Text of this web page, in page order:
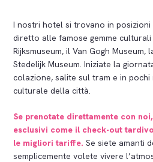
I nostri hotel si trovano in posizioni
diretto alle famose gemme culturali
Rijksmuseum, il Van Gogh Museum,
Stedelijk Museum. Iniziate la
colazione, salite sul tram e in
culturale della città.
Se prenotate direttamente con
esclusivi come il check-out
le migliori tariffe. Se siete amanti
semplicemente volete vivere